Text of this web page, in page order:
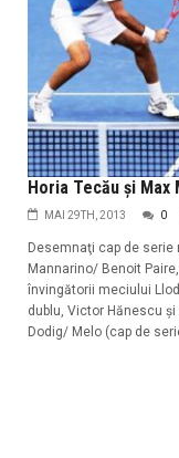
Horia Tecău şi Max
MAI 29TH, 2013 0
Desemnaţi cap de serie
Mannarino/ Benoit
învingătorii meciului
dublu, Victor Hănescu
Dodig/ Melo (cap de